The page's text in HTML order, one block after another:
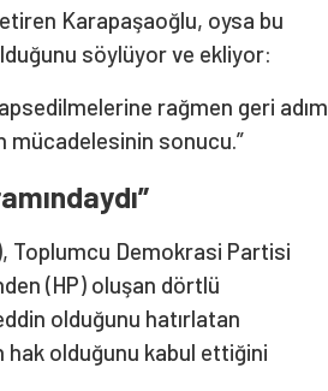
Karapaşaoğlu, oysa bu
söylüyor ve ekliyor:
rağmen geri adım
mücadelesinin sonucu.”
Toplumcu Demokrasi Partisi
(HP) oluşan dörtlü
olduğunu hatırlatan
olduğunu kabul ettiğini